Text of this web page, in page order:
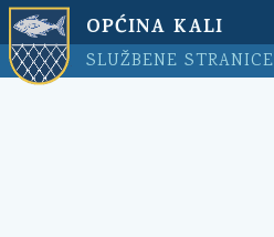
OPĆINA KALI
SLUŽBENE STRANICE